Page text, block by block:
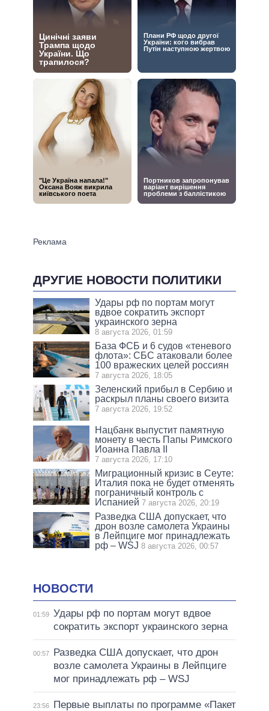
ДРУГИЕ НОВОСТИ ПОЛИТИКИ
Удары рф по портам могут
вдвое сократить экспорт
украинского зерна
8 августа 2026, 01:59
База ФСБ и 6 судов «теневого
флота»: СБС атаковали более
100 вражеских целей россиян
7 августа 2026, 18:05
Зеленский прибыл в Сербию и
раскрыл планы своего визита
7 августа 2026, 19:52
Нацбанк выпустит памятную
монету в честь Папы Римского
Иоанна Павла II
7 августа 2026, 17:10
Миграционный кризис в Сеуте:
Италия пока не будет отменять
пограничный контроль с
Испанией 7 августа 2026, 20:19
Разведка США допускает, что
дрон возле самолета Украины
в Лейпциге мог принадлежать
рф – WSJ 8 августа 2026, 00:57
НОВОСТИ
01:59 Удары рф по портам могут вдвое
сократить экспорт украинского зерна
00:57
Разведка США допускает, что дрон
возле самолета Украины в Лейпциге
мог принадлежать рф – WSJ
23:56
Первые выплаты по программе «Пакет